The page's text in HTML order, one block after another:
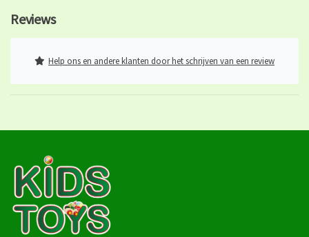
Reviews
Help ons en andere klanten door het schrijven van een review